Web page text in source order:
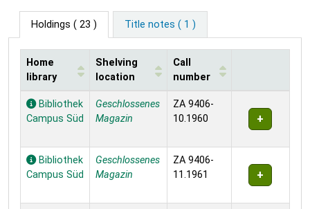
Holdings ( 23 ) Title notes ( 1 )
Holdings
Home
library
Shelving
location
Call
number
Bibliothek
Campus Süd
Geschlossenes
Magazin
ZA 9406-
10.1960
Bibliothek
Campus Süd
Geschlossenes
Magazin
ZA 9406-
11.1961